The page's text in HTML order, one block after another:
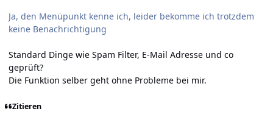
Ja, den Menüpunkt kenne ich, leider bekomme ich trotzdem
keine Benachrichtigung
Standard Dinge wie Spam Filter, E-Mail Adresse und co
geprüft?
Die Funktion selber geht ohne Probleme bei mir.
Zitieren